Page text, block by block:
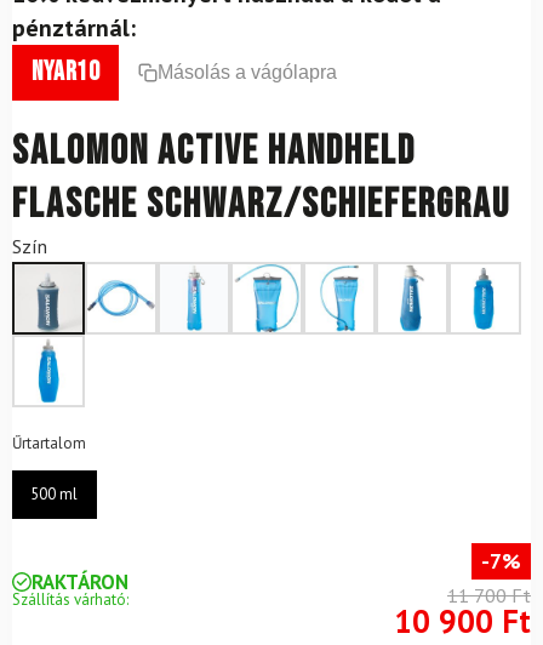
pénztárnál:
nyar10 Másolás a vágólapra
SALOMON Active Handheld
Flasche Schwarz/Schiefergrau
Szín
Űrtartalom
500 ml
RAKTÁRON
Szállítás várható:
-7%
11 700 Ft
10 900 Ft